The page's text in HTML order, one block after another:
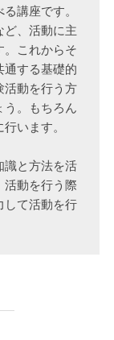
講座です。
ど、活動に主
。これからそ
通する基礎的
活動を行う方
う。もちろん
います。
識と方法を活
活動を行う際
して活動を行